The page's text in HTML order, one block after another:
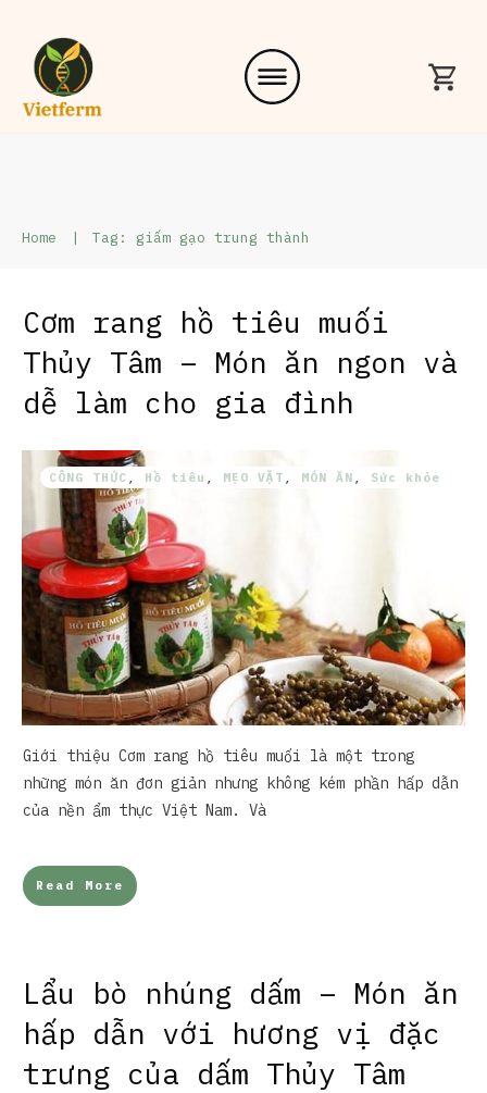
Home | Tag: giấm gạo trung thành
Cơm rang hồ tiêu muối
Thủy Tâm – Món ăn ngon và
dễ làm cho gia đình
CÔNG THỨC Hồ tiêu MẸO VẶT MÓN ĂN Sức khỏe
Giới thiệu Cơm rang hồ tiêu muối là một trong
những món ăn đơn giản nhưng không kém phần hấp dẫn
của nền ẩm thực Việt Nam. Và
Read More
Lẩu bò nhúng dấm – Món ăn
hấp dẫn với hương vị đặc
trưng của dấm Thủy Tâm